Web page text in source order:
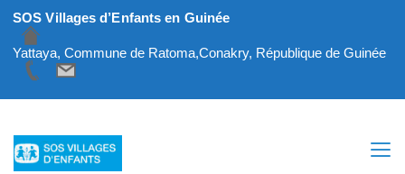
SOS Villages d’Enfants en Guinée
Yattaya, Commune de Ratoma,Conakry, République de Guinée